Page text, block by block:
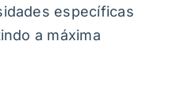
específicas
a máxima